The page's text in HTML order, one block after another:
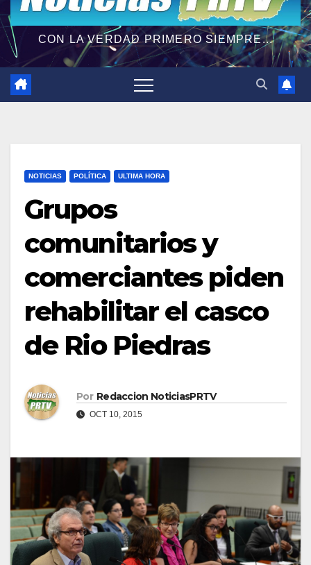
CON LA VERDAD PRIMERO SIEMPRE...
NOTICIAS POLÍTICA ULTIMA HORA
Grupos
comunitarios y
comerciantes piden
rehabilitar el casco
de Rio Piedras
Por Redaccion NoticiasPRTV
OCT 10, 2015